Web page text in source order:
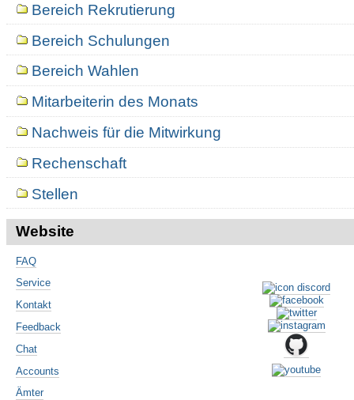
Bereich Rekrutierung
Bereich Schulungen
Bereich Wahlen
Mitarbeiterin des Monats
Nachweis für die Mitwirkung
Rechenschaft
Stellen
Website
FAQ
Service
Kontakt
Feedback
Chat
Accounts
Ämter